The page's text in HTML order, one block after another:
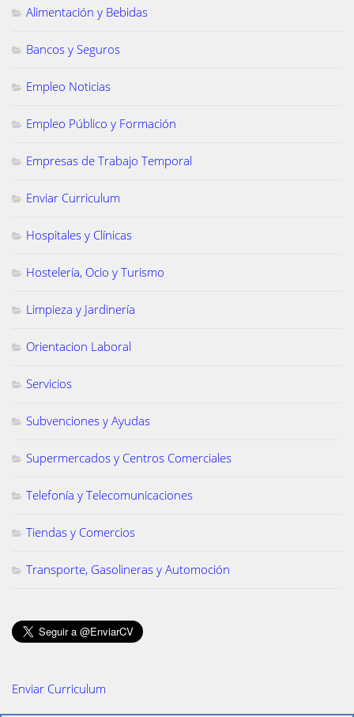
Alimentación y Bebidas
Bancos y Seguros
Empleo Noticias
Empleo Público y Formación
Empresas de Trabajo Temporal
Enviar Curriculum
Hospitales y Clínicas
Hostelería, Ocio y Turismo
Limpieza y Jardinería
Orientacion Laboral
Servicios
Subvenciones y Ayudas
Supermercados y Centros Comerciales
Telefonía y Telecomunicaciones
Tiendas y Comercios
Transporte, Gasolineras y Automoción
Enviar Curriculum